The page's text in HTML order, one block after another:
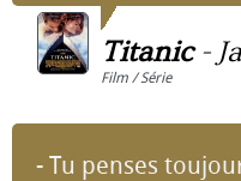
Titanic-
Film / Série
- Tu penses